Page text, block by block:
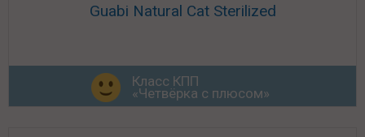
Guabi Natural Cat Sterilized
Класс КПП
«Четвёрка с плюсом»